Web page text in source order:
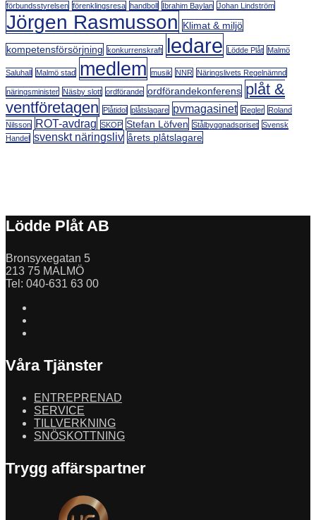
förbundsstyrelsen förenklingsresa handboll Ibrahim Baylan Johan Lindström
Jörgen Rasmusson Klimat & miljö
kompetensförsörjning konkurrenskraft ledare Lödde Plåt Malmö
Saluhall Malmö stad medlem musik NNR Näringslivets Regelnämnd
näringsminister Näsby slott ordförande ordförandekonferens plåt &
ventföretagen
Plåtidol plåtslagare pvmagasinet Regler Roland
Nilsson ROT-avdrag SKOP Stefan Löfven Stålbyggnadspriset Svensk
Handel svenskt näringsliv årets plåtslagare
Lödde Plåt AB
Bronsyxegatan 5
213 75 MALMÖ
Tel: 040-631 63 00
Våra Tjänster
ENTREPRENAD
SERVICE
TILLVERKNING
SNÖSKOTTNING
Trygg affärspartner